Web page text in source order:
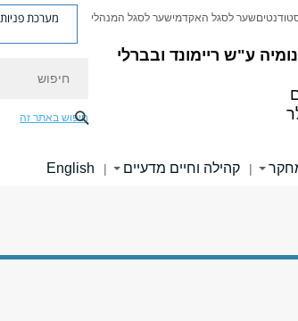
ע"ש ריימונד ובברלי
שער לסגל האקדמישער לסגל המנהלי מערכת פניות
חיפוש באתר זה
| קהילה וחיים מדעיים |
English